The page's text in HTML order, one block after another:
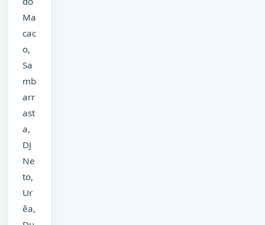
Ma
cac
o,
Sa
mb
arr
ast
a,
DJ
Ne
to,
Ur
êa,